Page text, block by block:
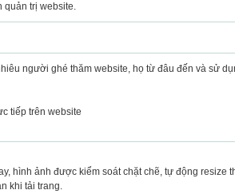
quản trị website.
người ghé thăm website, họ từ đâu đến và sử
tiếp trên website
hình ảnh được kiểm soát chặt chẽ, tự động resize
khi tải trang.